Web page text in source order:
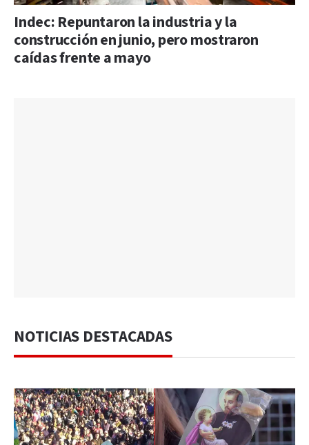
Indec: Repuntaron la industria y la
construcción en junio, pero mostraron
caídas frente a mayo
NOTICIAS DESTACADAS